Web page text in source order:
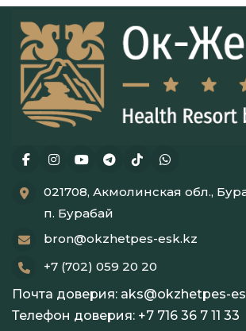
021708, Акмолинская обл.,
п. Бурабай
bron@okzhetpes-esk.kz
+7 (702) 059 20 20
Почта доверия: aks@okzhetpes-
Телефон доверия: +7 716 36 7 11 33